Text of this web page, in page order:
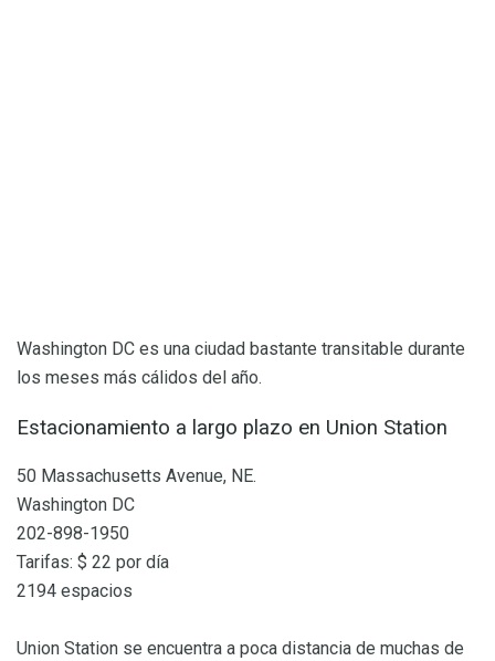
Washington DC es una ciudad bastante transitable durante
los meses más cálidos del año.
Estacionamiento a largo plazo en Union Station
50 Massachusetts Avenue, NE.
Washington DC
202-898-1950
Tarifas: $ 22 por día
2194 espacios
Union Station se encuentra a poca distancia de muchas de